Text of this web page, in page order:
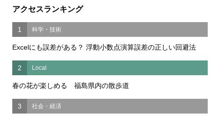
アクセスランキング
1 科学・技術
Excelにも誤差がある？ 浮動小数点演算誤差の正しい回避法
2 Local
春の花が楽しめる 福島県内の散歩道
3 社会・経済